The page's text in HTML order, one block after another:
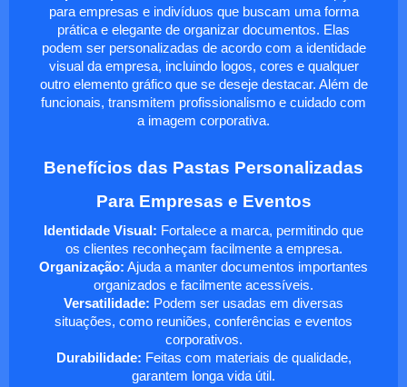
para empresas e indivíduos que buscam uma forma
prática e elegante de organizar documentos. Elas
podem ser personalizadas de acordo com a identidade
visual da empresa, incluindo logos, cores e qualquer
outro elemento gráfico que se deseje destacar. Além de
funcionais, transmitem profissionalismo e cuidado com
a imagem corporativa.
Benefícios das Pastas Personalizadas
Para Empresas e Eventos
Identidade Visual: Fortalece a marca, permitindo que
os clientes reconheçam facilmente a empresa.
Organização: Ajuda a manter documentos importantes
organizados e facilmente acessíveis.
Versatilidade: Podem ser usadas em diversas
situações, como reuniões, conferências e eventos
corporativos.
Durabilidade: Feitas com materiais de qualidade,
garantem longa vida útil.